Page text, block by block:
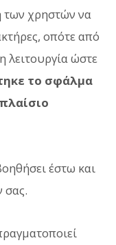
των χρηστών να
οπότε από
λειτουργία ώστε
το σφάλμα
έστω και
σας.